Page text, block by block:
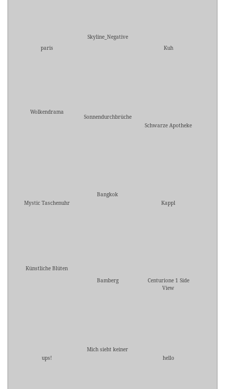
paris
Skyline_Negative
Kuh
Wolkendrama
Sonnendurchbrüche
Schwarze Apotheke
Mystic Taschenuhr
Bangkok
Kappl
Künstliche Blüten
Bamberg
Centurione 1 Side
View
ups!
Mich sieht keiner
hello